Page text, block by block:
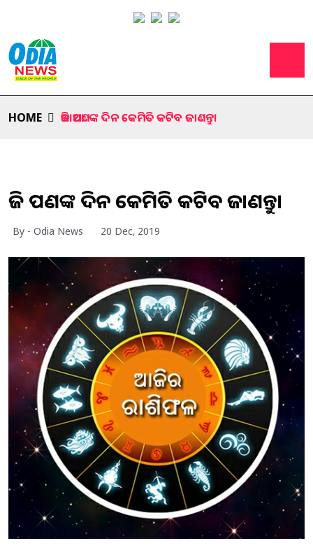
HOME ଆଜି ଆପଣଙ୍କ ଦିନ କେମିତି କଟିବ ଜାଣନ୍ତୁ।
ଆଜି ଆପଣଙ୍କ ଦିନ କେମିତି କଟିବ ଜାଣନ୍ତୁ।
By - Odia News 20 Dec, 2019